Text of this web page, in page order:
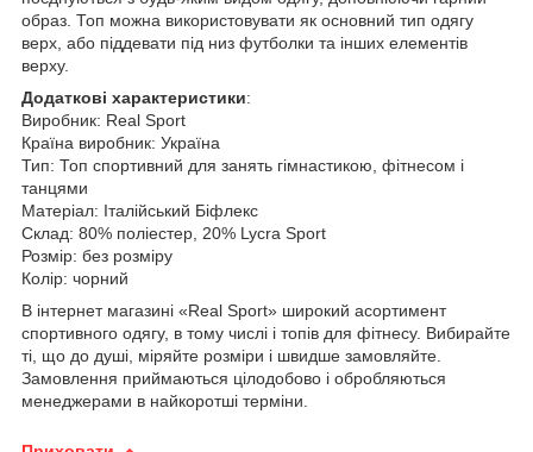
образ. Топ можна використовувати як основний тип одягу
верх, або піддевати під низ футболки та інших елементів
верху.
Додаткові характеристики:
Виробник: Real Sport
Країна виробник: Україна
Тип: Топ спортивний для занять гімнастикою, фітнесом і
танцями
Матеріал: Італійський Біфлекс
Склад: 80% поліестер, 20% Lycra Sport
Розмір: без розміру
Колір: чорний
В інтернет магазині «Real Sport» широкий асортимент
спортивного одягу, в тому числі і топів для фітнесу. Вибирайте
ті, що до душі, міряйте розміри і швидше замовляйте.
Замовлення приймаються цілодобово і обробляються
менеджерами в найкоротші терміни.